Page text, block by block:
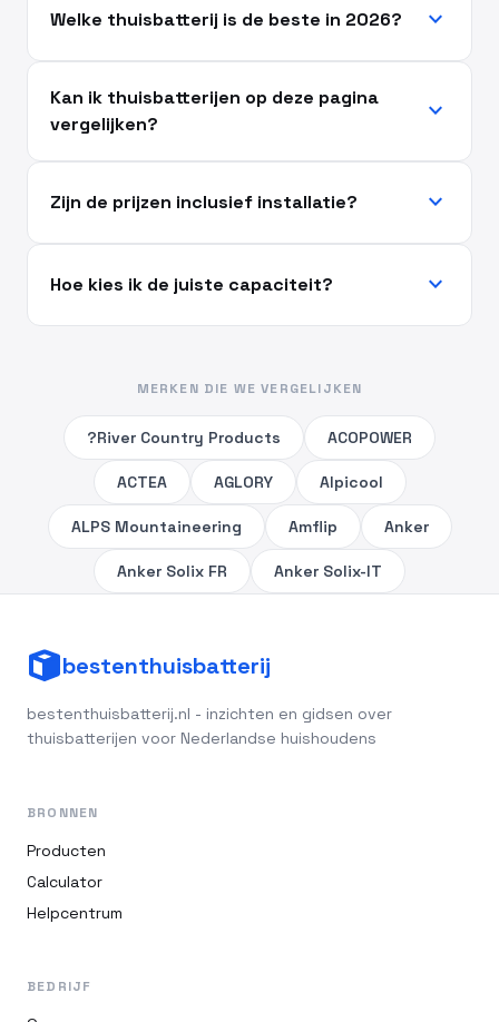
Welke thuisbatterij is de beste in 2026? expand_more
Kan ik thuisbatterijen op deze pagina
vergelijken?
expand_more
Zijn de prijzen inclusief installatie? expand_more
Hoe kies ik de juiste capaciteit? expand_more
MERKEN DIE WE VERGELIJKEN
?River Country Products ACOPOWER
ACTEA AGLORY Alpicool
ALPS Mountaineering Amflip Anker
Anker Solix FR Anker Solix-IT
bestenthuisbatterij
bestenthuisbatterij.nl - inzichten en gidsen over
thuisbatterijen voor Nederlandse huishoudens
BRONNEN
Producten
Calculator
Helpcentrum
BEDRIJF